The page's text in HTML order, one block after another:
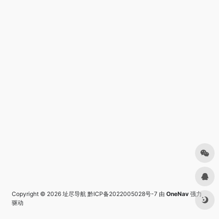
Copyright © 2026 址尽导航 黔ICP备2022005028号-7 由 OneNav 强力
驱动